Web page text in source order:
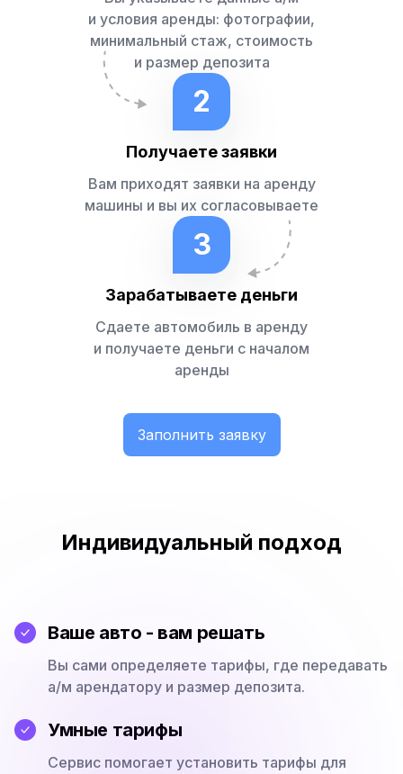
и условия аренды: фотографии,
минимальный стаж, стоимость
и размер депозита
2
Получаете заявки
Вам приходят заявки на аренду
машины и вы их согласовываете
3
Зарабатываете деньги
Сдаете автомобиль в аренду
и получаете деньги с началом
аренды
Заполнить заявку
Индивидуальный подход
Ваше авто - вам решать
Вы сами определяете тарифы, где передавать
а/м арендатору и размер депозита.
Умные тарифы
Сервис помогает установить тарифы для